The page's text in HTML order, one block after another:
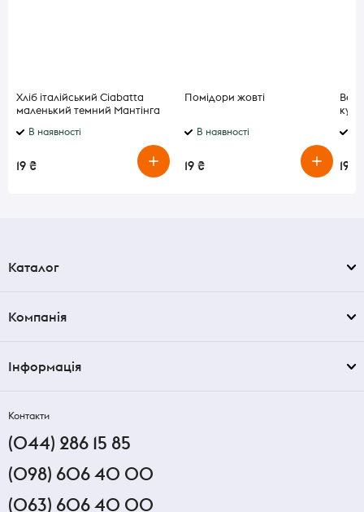
Хліб італійський Ciabatta
маленький темний Мантінга
В наявності
19 ₴
Помідори жовті
В наявності
19 ₴ 19 ₴
Каталог
Компанія
Інформація
Контакти
(044) 286 15 85
(098) 606 40 00
(063) 606 40 00